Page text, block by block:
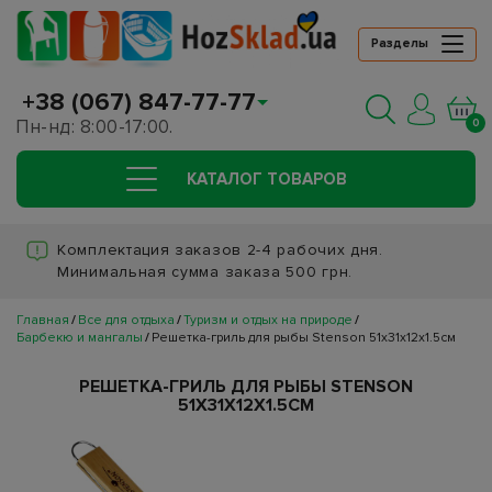
Разделы
+38 (067) 847-77-77
Пн-нд: 8:00-17:00. 0
КАТАЛОГ ТОВАРОВ
Комплектация заказов 2-4 рабочих дня.
Минимальная сумма заказа 500 грн.
Главная Все для отдыха Туризм и отдых на природе
Барбекю и мангалы
Решетка-гриль для рыбы Stenson 51x31x12x1.5cм
РЕШЕТКА-ГРИЛЬ ДЛЯ РЫБЫ STENSON
51X31X12X1.5CМ